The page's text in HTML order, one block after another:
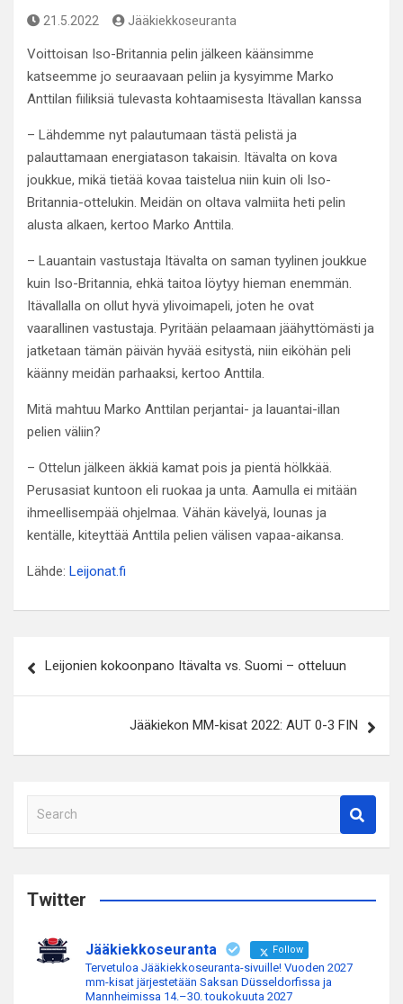
21.5.2022 Jääkiekkoseuranta
Voittoisan Iso-Britannia pelin jälkeen käänsimme
katseemme jo seuraavaan peliin ja kysyimme Marko
Anttilan fiiliksiä tulevasta kohtaamisesta Itävallan kanssa
– Lähdemme nyt palautumaan tästä pelistä ja
palauttamaan energiatason takaisin. Itävalta on kova
joukkue, mikä tietää kovaa taistelua niin kuin oli Iso-
Britannia-ottelukin. Meidän on oltava valmiita heti pelin
alusta alkaen, kertoo Marko Anttila.
– Lauantain vastustaja Itävalta on saman tyylinen joukkue
kuin Iso-Britannia, ehkä taitoa löytyy hieman enemmän.
Itävallalla on ollut hyvä ylivoimapeli, joten he ovat
vaarallinen vastustaja. Pyritään pelaamaan jäähyttömästi ja
jatketaan tämän päivän hyvää esitystä, niin eiköhän peli
käänny meidän parhaaksi, kertoo Anttila.
Mitä mahtuu Marko Anttilan perjantai- ja lauantai-illan
pelien väliin?
– Ottelun jälkeen äkkiä kamat pois ja pientä hölkkää.
Perusasiat kuntoon eli ruokaa ja unta. Aamulla ei mitään
ihmeellisempää ohjelmaa. Vähän kävelyä, lounas ja
kentälle, kiteyttää Anttila pelien välisen vapaa-aikansa.
Lähde: Leijonat.fi
selaus
Leijonien kokoonpano Itävalta vs. Suomi – otteluun
Jääkiekon MM-kisat 2022: AUT 0-3 FIN
a
c
Twitter
Jääkiekkoseuranta Follow
Tervetuloa Jääkiekkoseuranta-sivuille! Vuoden 2027
mm-kisat järjestetään Saksan Düsseldorfissa ja
Mannheimissa 14.–30. toukokuuta 2027